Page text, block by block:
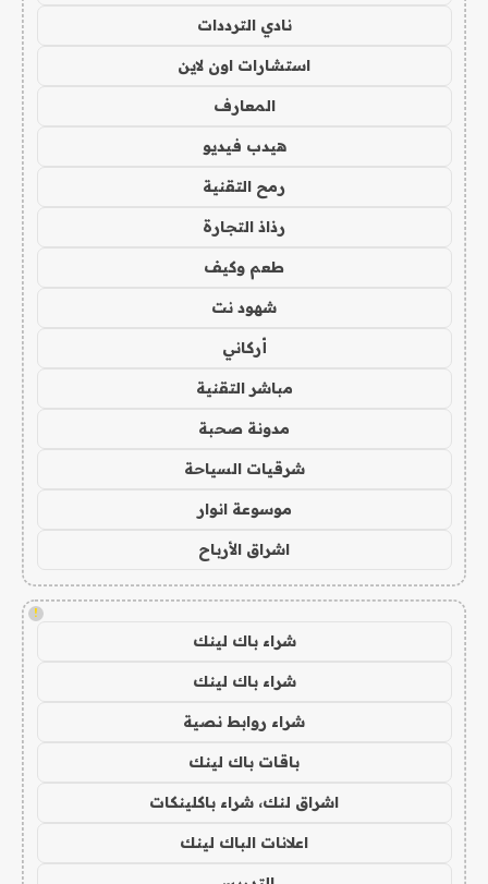
نادي الترددات
استشارات اون لاين
المعارف
هيدب فيديو
رمح التقنية
رذاذ التجارة
طعم وكيف
شهود نت
أركاني
مباشر التقنية
مدونة صحبة
شرقيات السياحة
موسوعة انوار
اشراق الأرباح
!
شراء باك لينك
شراء باك لينك
شراء روابط نصية
باقات باك لينك
اشراق لنك، شراء باكلينكات
اعلانات الباك لينك